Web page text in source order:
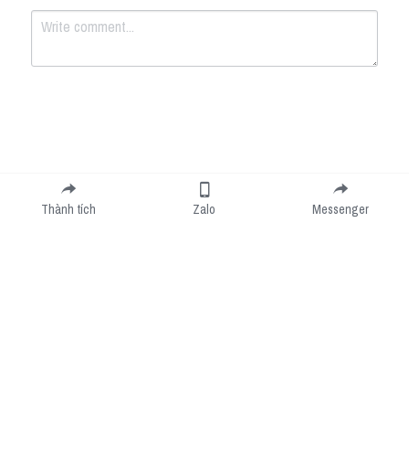
Submit
Thành tích Zalo Messenger